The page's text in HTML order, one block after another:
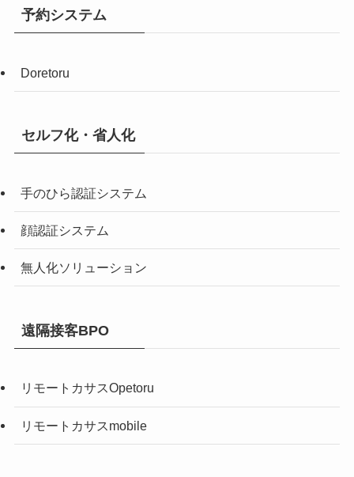
予約システム
Doretoru
セルフ化・省人化
手のひら認証システム
顔認証システム
無人化ソリューション
遠隔接客BPO
リモートカサスOpetoru
リモートカサスmobile